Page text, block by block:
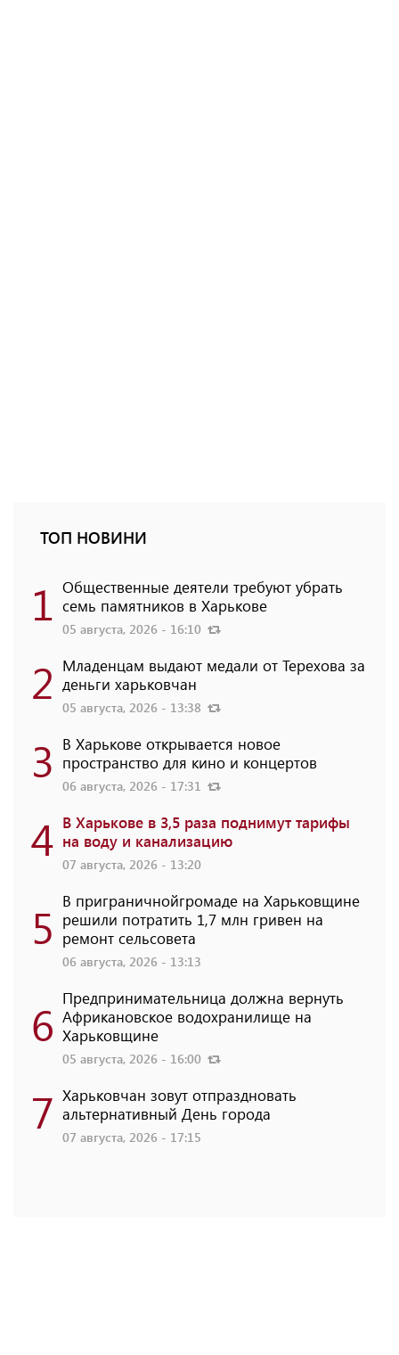
ТОП НОВИНИ
1 Общественные деятели требуют убрать
семь памятников в Харькове
05 августа, 2026 - 16:10
2 Младенцам выдают медали от Терехова за
деньги харьковчан
05 августа, 2026 - 13:38
3 В Харькове открывается новое
пространство для кино и концертов
06 августа, 2026 - 17:31
4 В Харькове в 3,5 раза поднимут тарифы
на воду и канализацию
07 августа, 2026 - 13:20
5 В приграничнойгромаде на Харьковщине
решили потратить 1,7 млн ​​гривен на
ремонт сельсовета
06 августа, 2026 - 13:13
6 Предпринимательница должна вернуть
Африкановское водохранилище на
Харьковщине
05 августа, 2026 - 16:00
7 Харьковчан зовут отпраздновать
альтернативный День города
07 августа, 2026 - 17:15